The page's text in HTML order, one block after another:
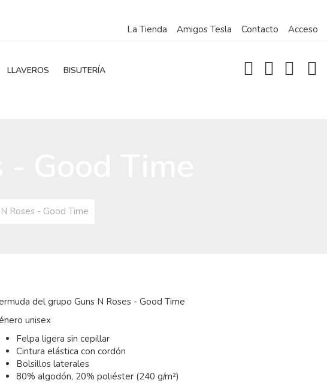
La Tienda
Amigos Tesla Contacto Acceso
LLAVEROS
BISUTERÍA
Roses - Good Time
del grupo Guns N Roses - Good Time
unisex
Felpa ligera sin cepillar
Cintura elástica con cordón
Bolsillos laterales
80% algodón, 20% poliéster (240 g/m²)